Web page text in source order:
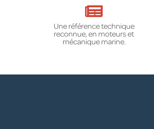
Une référence technique
reconnue, en moteurs et
mécanique marine.